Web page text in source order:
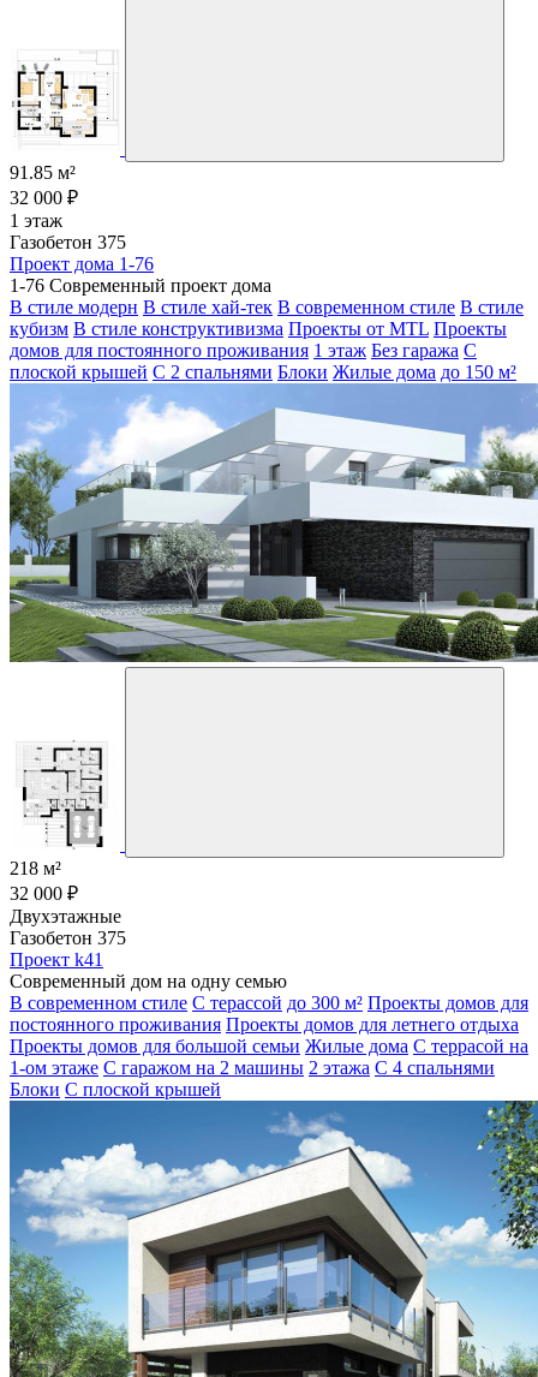
91.85 м²
32 000 ₽
1 этаж
Газобетон 375
Проект дома 1-76
1-76 Современный проект дома
В стиле модерн В стиле хай-тек В современном стиле В стиле
кубизм В стиле конструктивизма Проекты от MTL Проекты
домов для постоянного проживания 1 этаж Без гаража С
плоской крышей С 2 спальнями Блоки Жилые дома до 150 м²
218 м²
32 000 ₽
Двухэтажные
Газобетон 375
Проект k41
Современный дом на одну семью
В современном стиле С терассой до 300 м² Проекты домов для
постоянного проживания Проекты домов для летнего отдыха
Проекты домов для большой семьи Жилые дома С террасой на
1-ом этаже С гаражом на 2 машины 2 этажа С 4 спальнями
Блоки С плоской крышей